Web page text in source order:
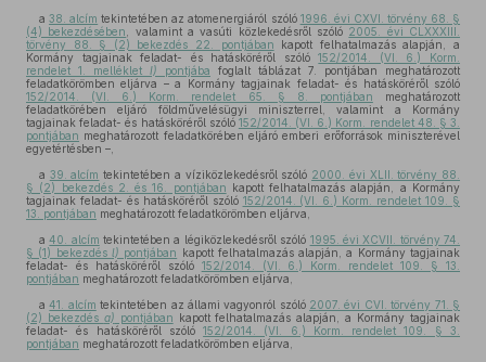
a38. alcím tekintetében az atomenergiáról szóló 1996. évi CXVI. törvény 68. §
(4) bekezdésében
, valamint a vasúti közlekedésről szóló 2005. évi CLXXXIII.
törvény 88. § (2) bekezdés 22. pontjában kapott felhatalmazás alapján, a
Kormány tagjainak feladat- és hatásköréről szóló152/2014. (VI. 6.) Korm.
rendelet 1. melléklet I) pontjába foglalt táblázat 7. pontjában meghatározott
feladatkörömben eljárva – a Kormány tagjainak feladat- és hatásköréről szóló
152/2014. (VI. 6.) Korm. rendelet 65. § 8. pontjában meghatározott
feladatkörében eljáró földművelésügyi miniszterrel, valamint a Kormány
tagjainak feladat- és hatásköréről szóló 152/2014. (VI. 6.) Korm. rendelet 48. § 3.
pontjában meghatározott feladatkörében eljáró emberi erőforrások miniszterével
egyetértésben –,
a 39. alcím tekintetében a víziközlekedésről szóló 2000. évi XLII. törvény 88.
§ (2) bekezdés 2. és 16. pontjában kapott felhatalmazás alapján, a Kormány
tagjainak feladat- és hatásköréről szóló 152/2014. (VI. 6.) Korm. rendelet 109. §
13. pontjában meghatározott feladatkörömben eljárva,
a40. alcím tekintetében a légiközlekedésről szóló 1995. évi XCVII. törvény 74.
§ (1) bekezdés l) pontjában kapott felhatalmazás alapján, a Kormány tagjainak
feladat- és hatásköréről szóló 152/2014. (VI. 6.) Korm. rendelet 109. § 13.
pontjában meghatározott feladatkörömben eljárva,
a41. alcím tekintetében az állami vagyonról szóló 2007. évi CVI. törvény 71. §
(2) bekezdés a) pontjában kapott felhatalmazás alapján, a Kormány tagjainak
feladat- és hatásköréről szóló152/2014. (VI. 6.) Korm. rendelet 109. § 3.
pontjában meghatározott feladatkörömben eljárva,